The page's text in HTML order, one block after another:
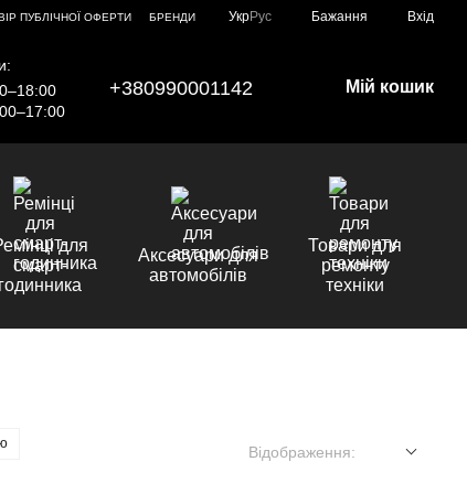
ПУБЛІЧНОЇ ОФЕРТИ
БРЕНДИ
УкрРус Бажання Вхід
+380990001142 Мій кошик
для
смарт-
годинника
Аксесуари для
автомобілів
Товари для
ремонту
техніки
Відображення: